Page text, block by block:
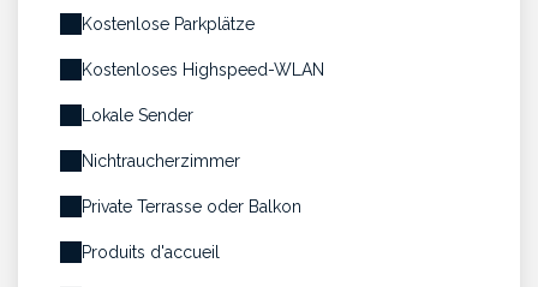
Kostenlose Parkplätze
Kostenloses Highspeed-WLAN
Lokale Sender
Nichtraucherzimmer
Private Terrasse oder Balkon
Produits d'accueil